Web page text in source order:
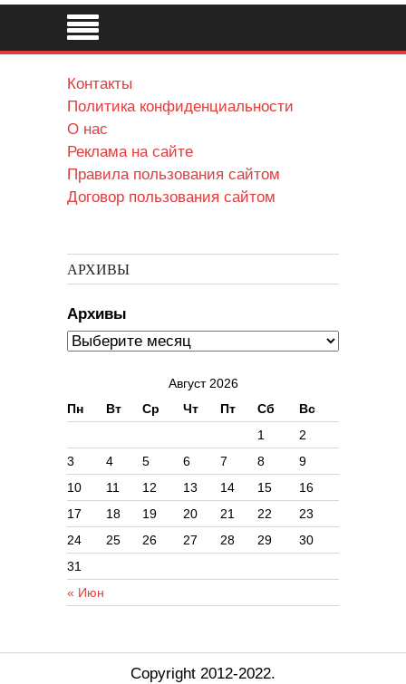
Контакты
Политика конфиденциальности
О нас
Реклама на сайте
Правила пользования сайтом
Договор пользования сайтом
АРХИВЫ
Архивы
Август 2026
Пн
Вт Ср Чт Пт Сб Вс
« Июн
1
2
3
4 5 6 7 8
9
10
11 12 13 14 15
16
17
18 19 20 21 22
23
24
25 26 27 28 29
30
31
Copyright 2012-2022.